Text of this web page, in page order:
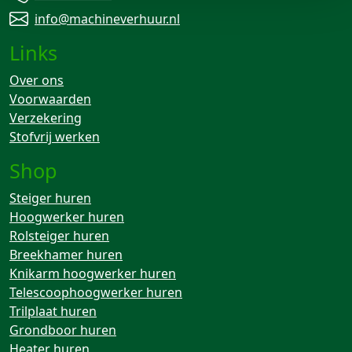
info@machineverhuur.nl
Links
Over ons
Voorwaarden
Verzekering
Stofvrij werken
Shop
Steiger huren
Hoogwerker huren
Rolsteiger huren
Breekhamer huren
Knikarm hoogwerker huren
Telescoophoogwerker huren
Trilplaat huren
Grondboor huren
Heater huren